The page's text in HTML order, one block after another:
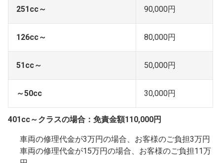
251cc～ 90,000円
126cc～ 80,000円
51cc～ 50,000円
～50cc 30,000円
401cc～クラスの場合：免責金額110,000円
車両の修理代金が3万円の場合、お客様のご負担3万円
車両の修理代金が15万円の場合、お客様のご負担11万